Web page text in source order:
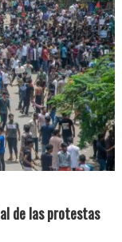
de las protestas